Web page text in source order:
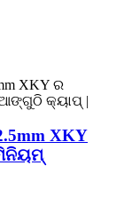
XKY